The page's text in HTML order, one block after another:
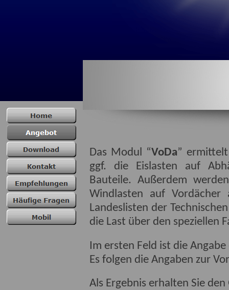
Das Modul “VoDa”
ggf. die Eislasten auf
Bauteile. Außerdem
Windlasten auf
Landeslisten der
die Last über den speziellen
Im ersten Feld ist die
Es folgen die Angaben zur
Als Ergebnis erhalten Sie